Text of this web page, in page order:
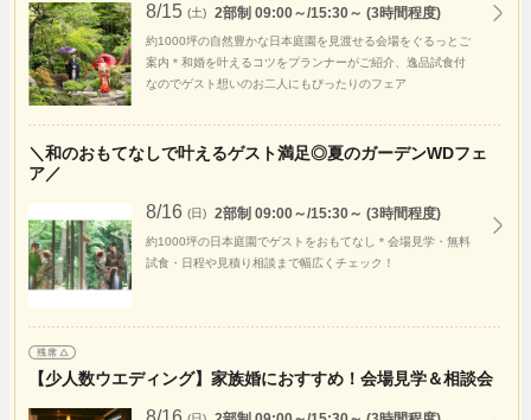
8/15 (土) 2部制 09:00～/15:30～ (3時間程度)
約1000坪の自然豊かな日本庭園を見渡せる会場をぐるっとご
案内＊和婚を叶えるコツをプランナーがご紹介、逸品試食付
なのでゲスト想いのお二人にもぴったりのフェア
＼和のおもてなしで叶えるゲスト満足◎夏のガーデンWDフェ
ア／
8/16 (日) 2部制 09:00～/15:30～ (3時間程度)
約1000坪の日本庭園でゲストをおもてなし＊会場見学・無料
試食・日程や見積り相談まで幅広くチェック！
【少人数ウエディング】家族婚におすすめ！会場見学＆相談会